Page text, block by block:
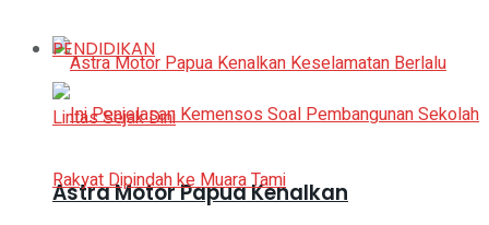
Astra Motor Papua Kenalkan
PENDIDIKAN